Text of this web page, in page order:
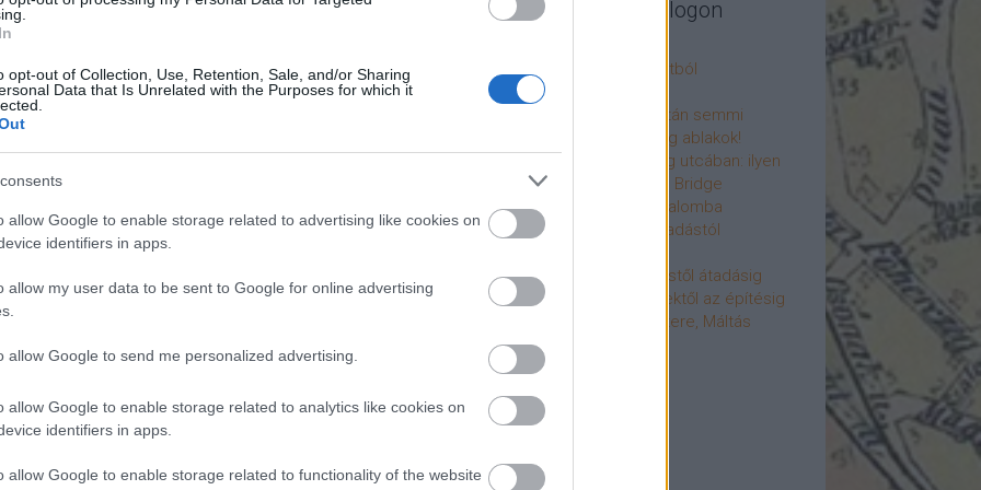
opt-out of Collection, Use, Retention, Sale, and/or Sharing
Data that Is Unrelated with the Purposes for which it
allow Google to enable storage related to advertising like cookies on
identifiers in apps.
allow my user data to be sent to Google for online advertising
allow Google to send me personalized advertising.
allow Google to enable storage related to analytics like cookies on
identifiers in apps.
allow Google to enable storage related to functionality of the website
Mercure Korona, a Kálvin tér egyik vitatott épülete.
vitatott épület a város egyik legsokarcúbb terén.
fovarosiblog/kalvin_ter/feed", "width":"630",
TOVÁBB
16 komment
hotelmercurekorona
és építészete 10/4
A legújabb cikkek a blogon
Egy fogorvosi rendelő a múltból
Bush a 4-es metrón
HÉV: tervezik, megígérik, aztán semmi
És újjászülettek az ólomüveg ablakok!
Meghökkentő terek a Mérleg utcában: ilyen
lett a Mamaison Hotel Chain Bridge
Új élet költözött a Hengermalomba
A Váralagút története: az átadástól
A Váralagút története: építéstől átadásig
A Váralagút története: ötletektől az építésig
A romantika elfeledett mestere, Máltás
Hugó
10 éve hunyt el Dúl Dezső